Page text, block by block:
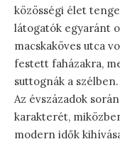
közösségi élet
látogatók egyaránt
macskaköves utca
festett faházakra,
suttognák a szélben.
Az évszázadok
karakterét,
modern idők